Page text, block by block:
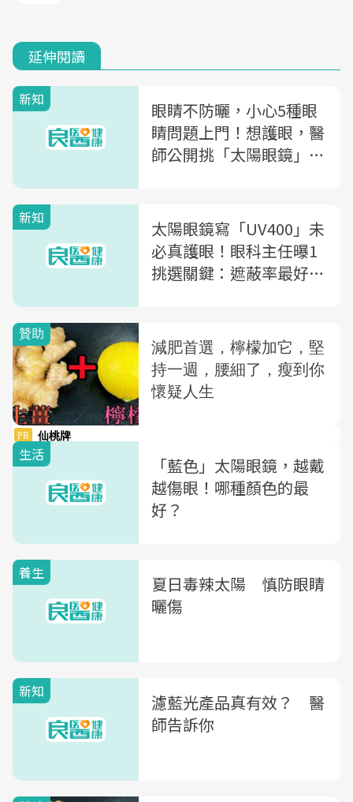
延伸閱讀
新知
眼睛不防曬，小心5種眼
睛問題上門！想護眼，醫
師公開挑「太陽眼鏡」4
新知
太陽眼鏡寫「UV400」未
必真護眼！眼科主任曝1
挑選關鍵：遮蔽率最好高
生活
「藍色」太陽眼鏡，越戴
越傷眼！哪種顏色的最
好？
養生
夏日毒辣太陽 慎防眼睛
曬傷
新知
濾藍光產品真有效？ 醫
師告訴你